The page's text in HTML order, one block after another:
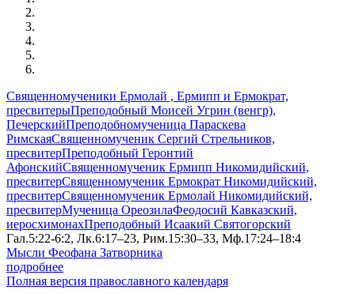
Священномученики Ермолай , Ермипп и Ермократ,
пресвитерыПреподобный Моисей Угрин (венгр),
ПечерскийПреподобномученица Параскева
РимскаяСвященномученик Сергий Стрельников,
пресвитерПреподобный Геронтий
АфонскийСвященномученик Ермипп Никомидийский,
пресвитерСвященномученик Ермократ Никомидийский,
пресвитерСвященномученик Ермолай Никомидийский,
пресвитерМученица ОреозилаФеодосий Кавказский,
иеросхимонахПреподобный Исаакий Святогорский
Гал.5:22-6:2, Лк.6:17–23, Рим.15:30–33, Мф.17:24–18:4
Мысли Феофана Затворника
подробнее
Полная версия православного календаря